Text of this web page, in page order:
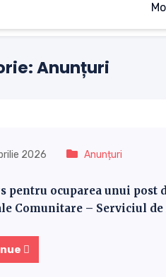
Anunțuri
2026 Anunțuri
pentru ocuparea unui
Comunitare – Serviciul de